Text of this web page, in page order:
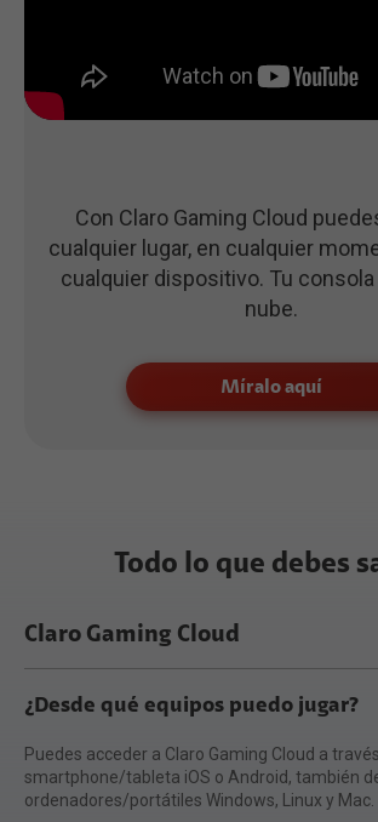
Con Claro Gaming Cloud
cualquier lugar, en cualquier
cualquier dispositivo. Tu consola
nube.
Míralo aquí
Todo lo que debes
Claro Gaming Cloud
¿Desde qué equipos puedo jugar?
Puedes acceder a Claro Gaming Cloud a
smartphone/tableta iOS o Android, también
ordenadores/portátiles Windows, Linux y Mac.